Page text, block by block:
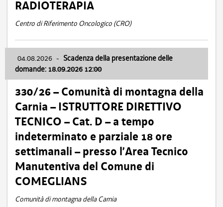
RADIOTERAPIA
Centro di Riferimento Oncologico (CRO)
04.08.2026 - Scadenza della presentazione delle
domande: 18.09.2026 12:00
330/26 – Comunità di montagna della
Carnia – ISTRUTTORE DIRETTIVO
TECNICO – Cat. D – a tempo
indeterminato e parziale 18 ore
settimanali – presso l’Area Tecnico
Manutentiva del Comune di
COMEGLIANS
Comunità di montagna della Carnia